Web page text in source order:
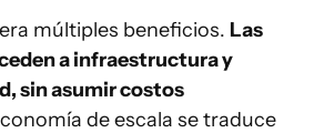
múltiples beneficios. Las
a infraestructura y
sin asumir costos
de escala se traduce